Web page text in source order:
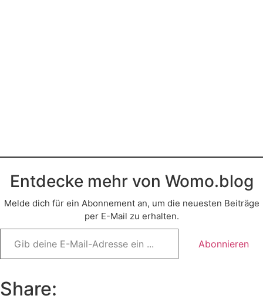
Entdecke mehr von Womo.blog
Melde dich für ein Abonnement an, um die neuesten Beiträge
per E-Mail zu erhalten.
Gib
deine
Mail-
ein ...
Abonnieren
Share: